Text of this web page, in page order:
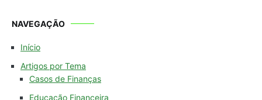
NAVEGAÇÃO
Início
Artigos por Tema
Casos de Finanças
Educação Financeira